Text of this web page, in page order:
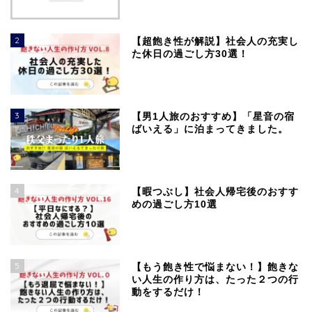
2
【超飽き性が解説】社会人の充実し
た休日の過ごし方30選！
3
【男1人旅のおすすめ】「星音の宿
ばいえる」に泊まってきました。
4
【暇つぶし】社会人帰宅後のおすす
めの過ごし方10選
5
【もう飽き性で悩まない！】飽きな
い人生の作り方は、たった２つの行
動をするだけ！